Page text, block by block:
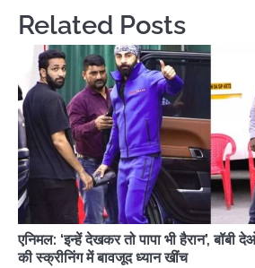
Related Posts
एनिमल: ‘इन्हें देखकर तो पापा भी हैरान’,
की स्क्रीनिंग में बावजूद ध्यान खींच